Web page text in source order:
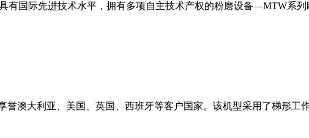
有国际先进技术水平，拥有多项自主技术产权的粉磨设备—MTW系
誉澳大利亚、美国、英国、西班牙等客户国家。该机型采用了梯形